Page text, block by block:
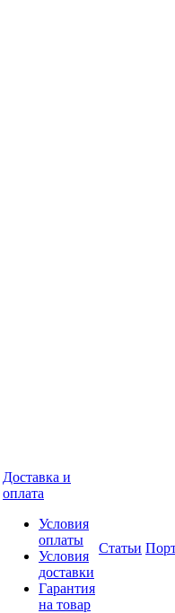
Доставка и
оплата
Условия
оплаты
Условия
доставки
Гарантия
на товар
Статьи